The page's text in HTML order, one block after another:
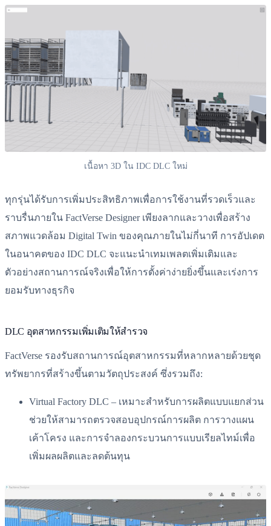
เนื้อหา 3D ใน IDC DLC ใหม่
ทุกรุ่นได้รับการเพิ่มประสิทธิภาพเพื่อการใช้งานที่รวดเร็วและ
ราบรื่นภายใน FactVerse Designer เพียงลากและวางเพื่อสร้าง
สภาพแวดล้อม Digital Twin ของคุณภายในไม่กี่นาที การอัปเดต
ในอนาคตของ IDC DLC จะแนะนำเทมเพลตเพิ่มเติมและ
ตัวอย่างสถานการณ์จริงเพื่อให้การตั้งค่าง่ายยิ่งขึ้นและเร่งการ
ยอมรับทางธุรกิจ
DLC อุตสาหกรรมเพิ่มเติมให้สำรวจ
FactVerse รองรับสถานการณ์อุตสาหกรรมที่หลากหลายด้วยชุด
ทรัพยากรที่สร้างขึ้นตามวัตถุประสงค์ ซึ่งรวมถึง:
Virtual Factory DLC – เหมาะสำหรับการผลิตแบบแยกส่วน
ช่วยให้สามารถตรวจสอบอุปกรณ์การผลิต การวางแผน
เค้าโครง และการจำลองกระบวนการแบบเรียลไทม์เพื่อ
เพิ่มผลผลิตและลดต้นทุน